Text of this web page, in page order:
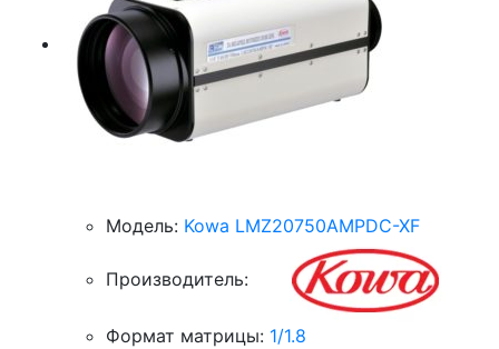
Модель: Kowa LMZ20750AMPDC-XF
Производитель:
Формат матрицы: 1/1.8